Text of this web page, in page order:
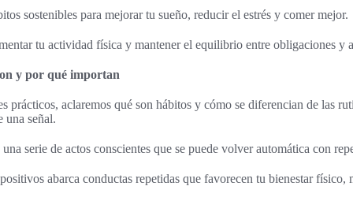
sostenibles para mejorar tu sueño, reducir el estrés y comer mejor.
tu actividad física y mantener el equilibrio entre obligaciones y
y por qué importan
prácticos, aclaremos qué son hábitos y cómo se diferencian de las
una señal.
serie de actos conscientes que se puede volver automática con
abarca conductas repetidas que favorecen tu bienestar físico,